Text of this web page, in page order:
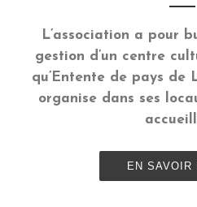
L’association a pour
gestion d’un centre
qu’Entente de pays de
organise dans ses
EN SAVOIR